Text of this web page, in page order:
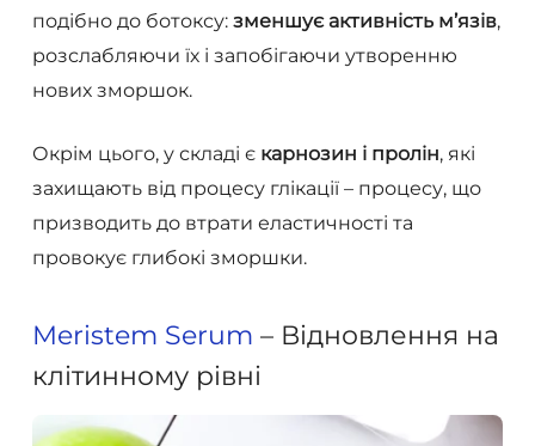
подібно до ботоксу: зменшує активність м’язів,
розслабляючи їх і запобігаючи утворенню
нових зморшок.
Окрім цього, у складі є карнозин і пролін, які
захищають від процесу глікації – процесу, що
призводить до втрати еластичності та
провокує глибокі зморшки.
Meristem Serum – Відновлення на
клітинному рівні